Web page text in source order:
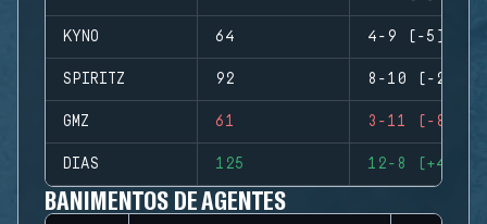
KYNO 64 4-9 (-5)
SPIRITZ 92 8-10 (-2)
GMZ 61 3-11 (-8)
DIAS 125 12-8 (+4)
BANIMENTOS DE AGENTES